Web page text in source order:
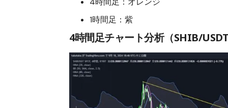
1時間足：紫
4時間足チャート分析（SHIB/